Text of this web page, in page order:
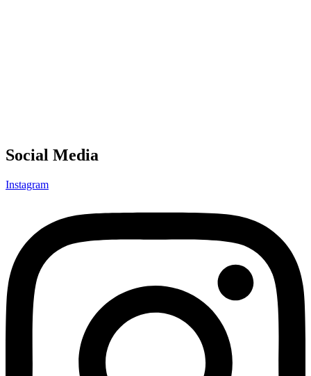
Social Media
Instagram